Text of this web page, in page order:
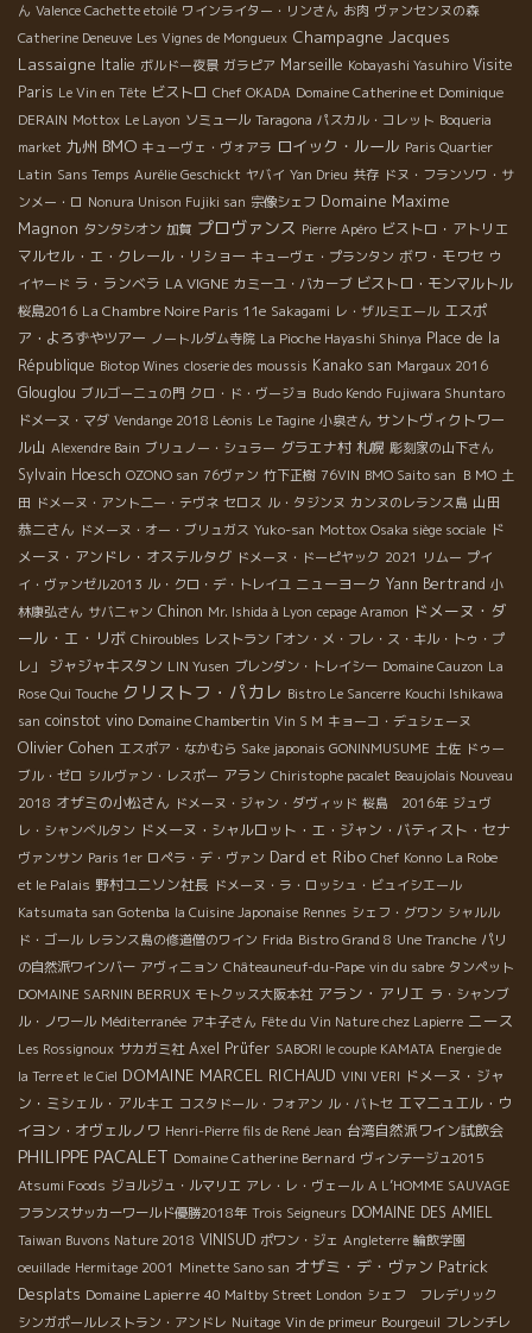
ん Valence Cachette etoilé ワインライター・リンさん お肉 ヴァンセンヌの森
Catherine Deneuve Les Vignes de Mongueux Champagne Jacques
Lassaigne Italie ボルドー夜景 ガラピア Marseille Kobayashi Yasuhiro Visite
Paris Le Vin en Tête ビストロ Chef OKADA Domaine Catherine et Dominique
DERAIN Mottox Le Layon ソミュール Taragona パスカル・コレット Boqueria
market 九州 BMO キューヴェ・ヴォアラ ロイック・ルール Paris Quartier
Latin Sans Temps Aurélie Geschickt ヤバイ Yan Drieu 共存 ドヌ・フランソワ・サ
ンメー・ロ Nonura Unison Fujiki san 宗像シェフ Domaine Maxime
Magnon タンタシオン 加賀 プロヴァンス Pierre Apéro ビストロ・アトリエ
マルセル・エ・クレール・リショー キューヴェ・プランタン ボワ・モワセ ウ
イヤード ラ・ランベラ LA VIGNE カミーユ・バカーブ ビストロ・モンマルトル
桜島2016 La Chambre Noire Paris 11e Sakagami レ・ザルミエール エスポ
ア・よろずやツアー ノートルダム寺院 La Pioche Hayashi Shinya Place de la
République Biotop Wines closerie des moussis Kanako san Margaux 2016
Glouglou ブルゴーニュの門 クロ・ド・ヴージョ Budo Kendo Fujiwara Shuntaro
ドメーヌ・マダ Vendange 2018 Léonis Le Tagine 小泉さん サントヴィクトワー
ル山 Alexendre Bain ブリュノー・シュラー グラエナ村 札幌 彫刻家の山下さん
Sylvain Hoesch OZONO san 76ヴァン 竹下正樹 76VIN BMO Saito san ＢＭО 土
田 ドメーヌ・アント二ー・テヴネ セロス ル・タジンヌ カンヌのレランス島 山田
恭二さん ドメーヌ・オー・ブリュガス Yuko-san Mottox Osaka siège sociale ド
メーヌ・アンドレ・オステルタグ ドメーヌ・ドーピヤック 2021 リムー プイ
イ・ヴァンゼル2013 ル・クロ・デ・トレイユ ニューヨーク Yann Bertrand 小
林康弘さん サバニャン Chinon Mr. Ishida à Lyon cepage Aramon ドメーヌ・ダ
ール・エ・リボ Chiroubles レストラン「オン・メ・フレ・ス・キル・トゥ・プ
レ」
ジャジャキスタン LIN Yusen ブレンダン・トレイシー Domaine Cauzon La
Rose Qui Touche クリストフ・パカレ Bistro Le Sancerre Kouchi Ishikawa
san coinstot vino Domaine Chambertin Vin S M キョーコ・デュシェーヌ
Olivier Cohen エスポア・なかむら Sake japonais GONINMUSUME 土佐 ドゥー
ブル・ゼロ シルヴァン・レスポー アラン Chiristophe pacalet Beaujolais Nouveau
2018 オザミの小松さん ドメーヌ・ジャン・ダヴィッド 桜島 2016年 ジュヴ
レ・シャンべルタン ドメーヌ・シャルロット・エ・ジャン・バティスト・セナ
ヴァンサン Paris 1er ロペラ・デ・ヴァン Dard et Ribo Chef Konno La Robe
et le Palais 野村ユニソン社長 ドメーヌ・ラ・ロッシュ・ビュイシエール
Katsumata san Gotenba la Cuisine Japonaise Rennes シェフ・グワン シャルル
ド・ゴール レランス島の修道僧のワイン Frida Bistro Grand 8 Une Tranche パリ
の自然派ワインバー アヴィニョン Châteauneuf-du-Pape vin du sabre タンペット
DOMAINE SARNIN BERRUX モトクッス大阪本社 アラン・アリエ ラ・シャンブ
ル・ノワール Méditerranée アキ子さん Fête du Vin Nature chez Lapierre ニース
Les Rossignoux サカガミ社 Axel Prüfer SABORI le couple KAMATA Energie de
la Terre et le Ciel DOMAINE MARCEL RICHAUD VINI VERI ドメーヌ・ジャ
ン・ミシェル・アルキエ コスタドール・フォアン ル・バトセ エマニュエル・ウ
イヨン・オヴェルノワ Henri-Pierre fils de René Jean 台湾自然派ワイン試飲会
PHILIPPE PACALET Domaine Catherine Bernard ヴィンテージュ2015
Atsumi Foods ジョルジュ・ルマリエ アレ・レ・ヴェール A L’HOMME SAUVAGE
フランスサッカーワールド優勝2018年 Trois Seigneurs DOMAINE DES AMIEL
Taiwan Buvons Nature 2018 VINISUD ポワン・ジェ Angleterre 輪飲学園
oeuillade Hermitage 2001 Minette Sano san オザミ・デ・ヴァン Patrick
Desplats Domaine Lapierre 40 Maltby Street London シェフ フレデリック
シンガポールレストラン・アンドレ Nuitage Vin de primeur Bourgeuil フレンチレ